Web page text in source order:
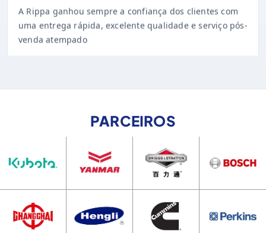
uma entrega rápida, excelente qualidade e serviço pós-
venda atempado
PARCEIROS